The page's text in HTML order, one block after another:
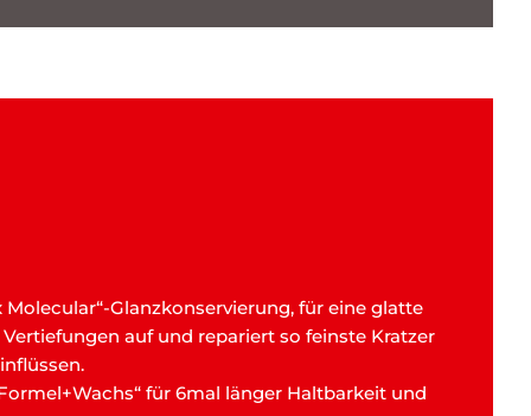
Glanzkonservierung, für eine glatte
auf und repariert so feinste Kratzer
für 6mal länger Haltbarkeit und